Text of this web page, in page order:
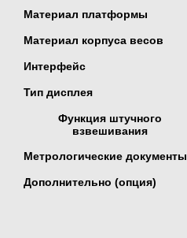
Материал платформы
Материал корпуса весов
Интерфейс
Тип дисплея
Функция штучного
взвешивания
Метрологические документы
Дополнительно (опция)